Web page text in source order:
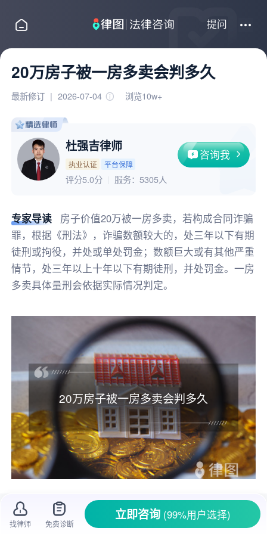
提问
20万房子被一房多卖会判多久
最新修订 | 2026-07-04 浏览10w+
杜强吉律师
执业认证 平台保障
咨询我
评分5.0分 服务： 5305人
专家导读
房子价值20万被一房多卖，若构成合同诈骗
罪，根据《刑法》，诈骗数额较大的，处三年以下有期
徒刑或拘役，并处或单处罚金；数额巨大或有其他严重
情节，处三年以上十年以下有期徒刑，并处罚金。一房
多卖具体量刑会依据实际情况判定。
20万房子被一房多卖会判多久
买房子可是人生大事，谁都想顺顺利利地拥
有自己的家。但现实中总有一些不地道的卖家，
找律师 免费诊断
立即咨询 (99%用户选择)